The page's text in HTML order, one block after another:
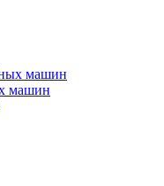
машин
машин